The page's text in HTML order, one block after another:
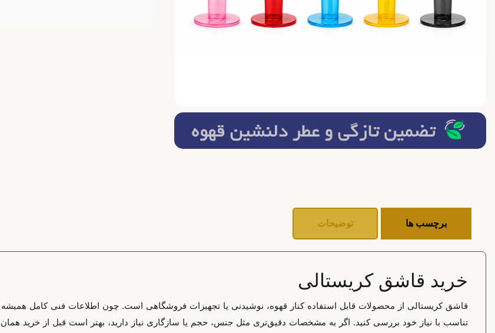
توضیحات برچسب ها
خرید قاشق کریستالی
قاشق کریستالی از محصولات قابل استفاده کنار قهوه، نوشیدنی یا تجهیزات فروشگاهی است. چون اطلاعات فنی کامل
تناسب با نیاز خود بررسی کنید. اگر به مشخصات دقیق‌تری مثل جنس، حجم یا سازگاری نیاز دارید، بهتر است قبل از خرید همان